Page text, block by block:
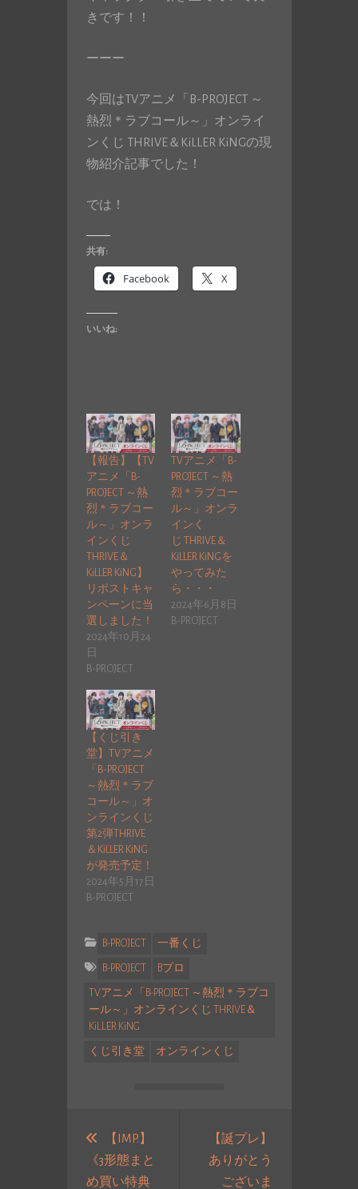
きです！！
ーーー
今回はTVアニメ「B-PROJECT ～
熱烈＊ラブコール～」オンライ
ンくじ THRIVE＆KiLLER KiNGの現
物紹介記事でした！
では！
共有:
Facebook X
いいね:
【報告】【TV
アニメ「B-
PROJECT ～熱
烈＊ラブコー
ル～」オンラ
インくじ
THRIVE＆
KiLLER KiNG】
リポストキャ
ンペーンに当
選しました！
2024年10月24
日
B-PROJECT
TVアニメ「B-
PROJECT ～熱
烈＊ラブコー
ル～」オンラ
インく
じ THRIVE＆
KiLLER KiNGを
やってみた
ら・・・
2024年6月8日
B-PROJECT
【くじ引き
堂】TVアニメ
「B-PROJECT
～熱烈＊ラブ
コール～」オ
ンラインくじ
第2弾THRIVE
＆KiLLER KiNG
が発売予定！
2024年5月17日
B-PROJECT
B-PROJECT 一番くじ
B-PROJECT Bプロ
TVアニメ「B-PROJECT ～熱烈＊ラブコ
ール～」オンラインくじ THRIVE＆
KiLLER KiNG
くじ引き堂 オンラインくじ
【IMP.】
《3形態まと
め買い特典
【誕プレ】
ありがとう
ございま